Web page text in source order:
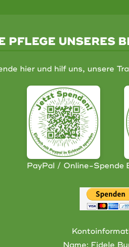
PFLEGE UNSERES
hier und hilf uns, unsere
PayPal / Online-Spende
Name: Fidele